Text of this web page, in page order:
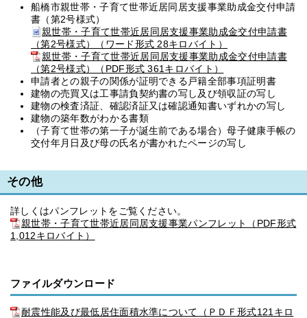
船橋市親世帯・子育て世帯近居同居支援事業助成金交付申請
書（第2号様式）
親世帯・子育て世帯近居同居支援事業助成金交付申請書
（第2号様式）（ワード形式 28キロバイト）
親世帯・子育て世帯近居同居支援事業助成金交付申請書
（第2号様式）（PDF形式 361キロバイト）
申請者との親子の関係が証明できる戸籍全部事項証明書
建物の売買又は工事請負契約書の写し及び領収証の写し
建物の検査済証、確認済証又は確認通知書いずれかの写し
建物の築年数がわかる書類
（子育て世帯の第一子が誕生前である場合）母子健康手帳の
交付年月日及び母の氏名が書かれたページの写し
その他
詳しくはパンフレットをご覧ください。
親世帯・子育て世帯近居同居支援事業パンフレット（PDF形式
1,012キロバイト）
ファイルダウンロード
耐震性能及び最低居住面積水準について（ＰＤＦ形式121キロ